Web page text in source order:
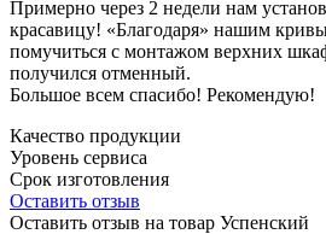
Примерно через 2 недели нам
красавицу! «Благодаря» нашим
помучиться с монтажом верхних
получился отменный.
Большое всем спасибо! Рекомендую!
Качество продукции
Уровень сервиса
Срок изготовления
Оставить отзыв
Оставить отзыв на товар Успенский